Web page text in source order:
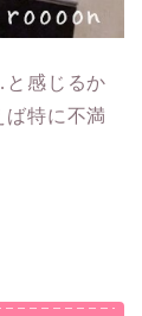
感じるか
ば特に不満